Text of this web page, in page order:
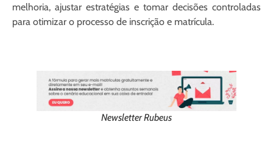
melhoria, ajustar estratégias e tomar decisões controladas
para otimizar o processo de inscrição e matrícula.
Newsletter Rubeus